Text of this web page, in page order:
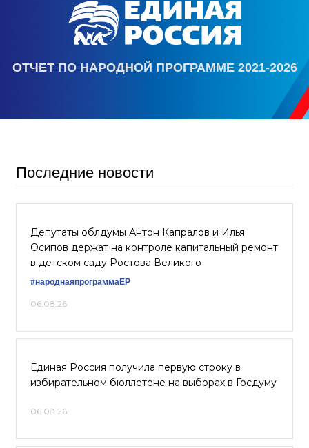
ОТЧЕТ ПО НАРОДНОЙ ПРОГРАММЕ 2021-2026
Последние новости
Депутаты облдумы Антон Капралов и Илья
Осипов держат на контроле капитальный ремонт
в детском саду Ростова Великого
#народнаяпрограммаЕР
06.08.26
Единая Россия получила первую строку в
избирательном бюллетене на выборах в Госдуму
06.08.26